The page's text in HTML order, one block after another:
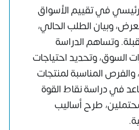
في تقييم الأسواق
وبيان الطلب الحالي،
وتساهم الدراسة
السوق، وتحديد احتياجات
المناسبة لمنتجات
فيدراسة نقاط القوة
طرح أساليب